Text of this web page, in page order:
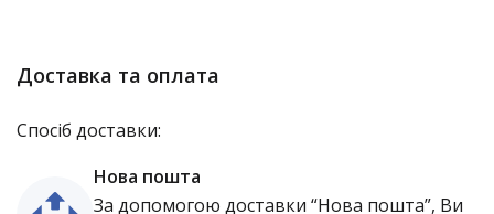
Доставка та оплата
Спосіб доставки:
Нова пошта
За допомогою доставки “Нова пошта”, Ви